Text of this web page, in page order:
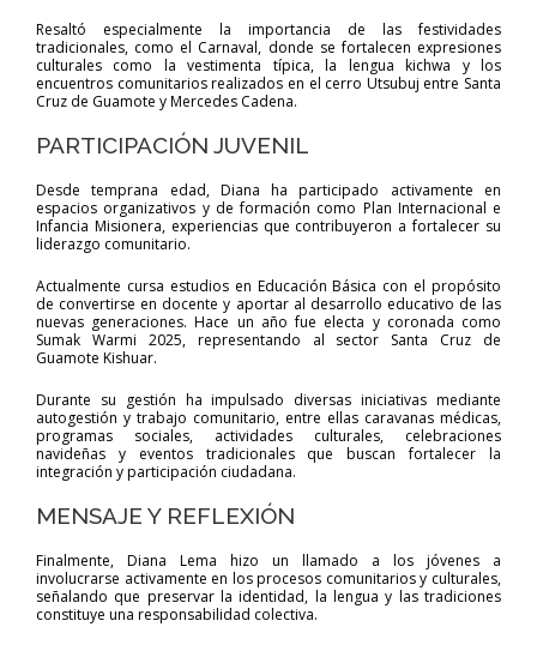
Resaltó especialmente la importancia de las festividades
tradicionales, como el Carnaval, donde se fortalecen expresiones
culturales como la vestimenta típica, la lengua kichwa y los
encuentros comunitarios realizados en el cerro Utsubuj entre Santa
Cruz de Guamote y Mercedes Cadena.
PARTICIPACIÓN JUVENIL
Desde temprana edad, Diana ha participado activamente en
espacios organizativos y de formación como Plan Internacional e
Infancia Misionera, experiencias que contribuyeron a fortalecer su
liderazgo comunitario.
Actualmente cursa estudios en Educación Básica con el propósito
de convertirse en docente y aportar al desarrollo educativo de las
nuevas generaciones. Hace un año fue electa y coronada como
Sumak Warmi 2025, representando al sector Santa Cruz de
Guamote Kishuar.
Durante su gestión ha impulsado diversas iniciativas mediante
autogestión y trabajo comunitario, entre ellas caravanas médicas,
programas sociales, actividades culturales, celebraciones
navideñas y eventos tradicionales que buscan fortalecer la
integración y participación ciudadana.
MENSAJE Y REFLEXIÓN
Finalmente, Diana Lema hizo un llamado a los jóvenes a
involucrarse activamente en los procesos comunitarios y culturales,
señalando que preservar la identidad, la lengua y las tradiciones
constituye una responsabilidad colectiva.